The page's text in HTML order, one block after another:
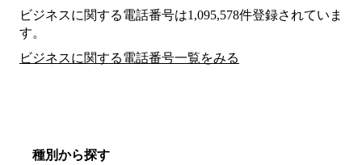
ビジネスに関する電話番号は1,095,578件登録されていま
す。
ビジネスに関する電話番号一覧をみる
種別から探す